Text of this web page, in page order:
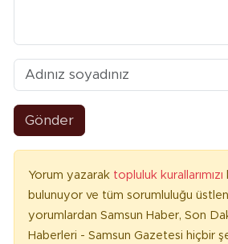
Gönder
Yorum yazarak topluluk kurallarımızı
bulunuyor ve tüm sorumluluğu
yorumlardan Samsun Haber, Son
Haberleri - Samsun Gazetesi hiçbir